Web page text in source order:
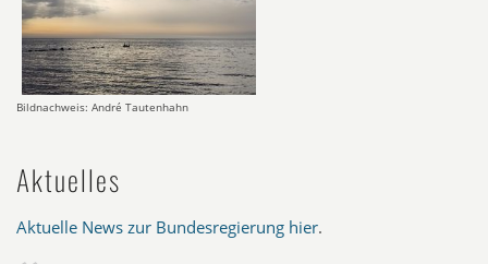
Bildnachweis: André Tautenhahn
Aktuelles
Aktuelle News zur Bundesregierung hier.